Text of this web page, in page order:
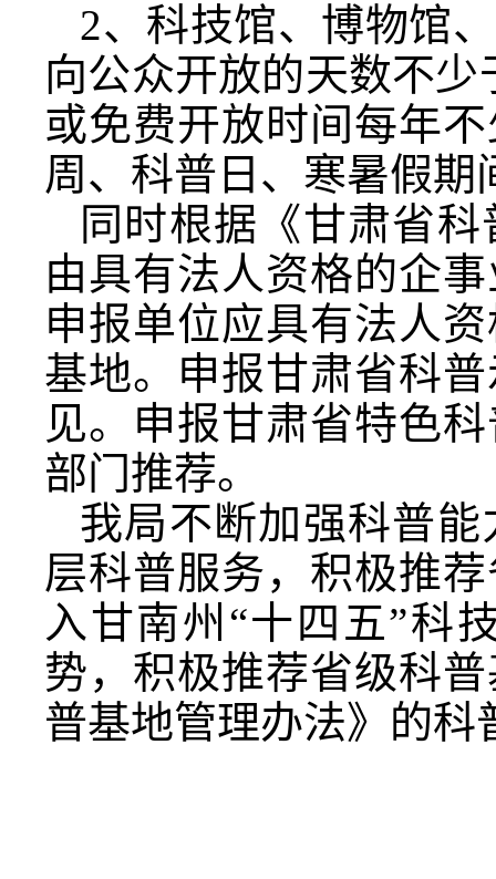
2、科技馆、博物馆
向公众开放的天数不
或免费开放时间每年
周、科普日、寒暑假
同时根据《甘肃省
由具有法人资格的企
申报单位应具有法人
基地。申报甘肃省科
见。申报甘肃省特色
部门推荐。
我局不断加强科普
层科普服务，积极推
入甘南州“十四五”科
势，积极推荐省级科
普基地管理办法》的